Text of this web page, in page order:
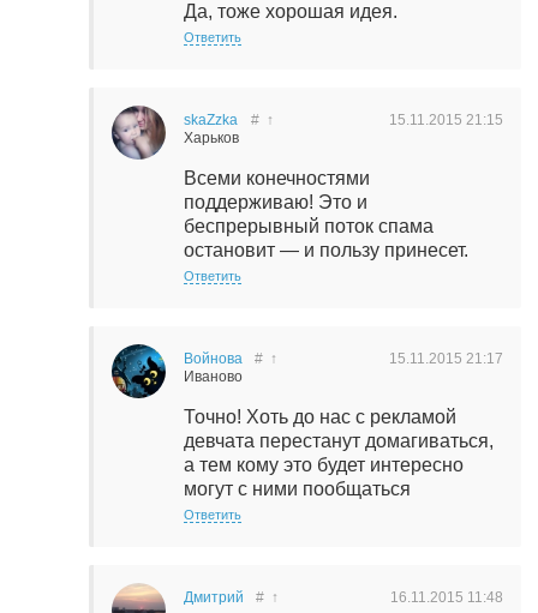
Да, тоже хорошая идея.
Ответить
skaZzka
Харьков
15.11.2015 21:15
# ↑
Всеми конечностями
поддерживаю! Это и
беспрерывный поток спама
остановит — и пользу принесет.
Ответить
Войнова
Иваново
15.11.2015 21:17
# ↑
Точно! Хоть до нас с рекламой
девчата перестанут домагиваться,
а тем кому это будет интересно
могут с ними пообщаться
Ответить
Дмитрий 16.11.2015 11:48
# ↑